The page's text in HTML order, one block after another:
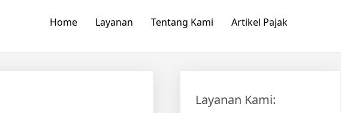
Home Layanan Tentang Kami Artikel Pajak
Layanan Kami: